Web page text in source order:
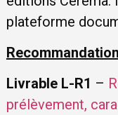
plateforme
Livrable L-R1 –
prélèvement,